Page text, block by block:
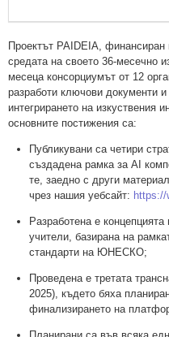
Проектът PAIDEIA, финансиран
средата на своето 36-месечно
месеца консорциумът от 12
разработи ключови документи
интегрирането на изкуствения
основните постижения са:
Публикувани са четири
създадена рамка за AI
те, заедно с други
чрез нашия уебсайт: https://
Разработена е
учители, базирана на
стандарти на ЮНЕСКО;
Проведена е третата
2025), където бяха
финализирането на